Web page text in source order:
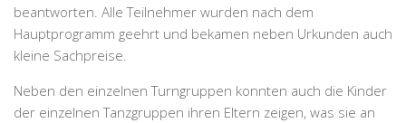
beantworten. Alle Teilnehmer wurden nach dem
Hauptprogramm geehrt und bekamen neben Urkunden auch
kleine Sachpreise.
Neben den einzelnen Turngruppen konnten auch die Kinder
der einzelnen Tanzgruppen ihren Eltern zeigen, was sie an